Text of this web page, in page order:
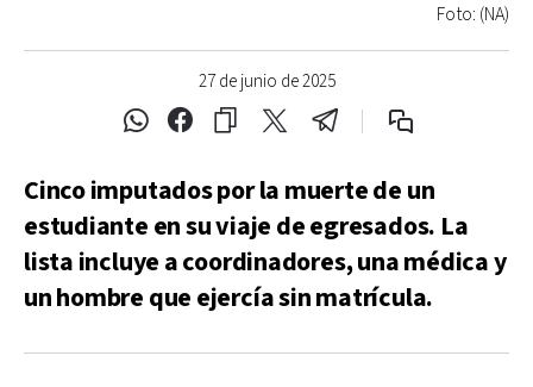
27 de junio de 2025
Foto: (NA)
Cinco imputados por la muerte de un
estudiante en su viaje de egresados. La
lista incluye a coordinadores, una médica y
un hombre que ejercía sin matrícula.